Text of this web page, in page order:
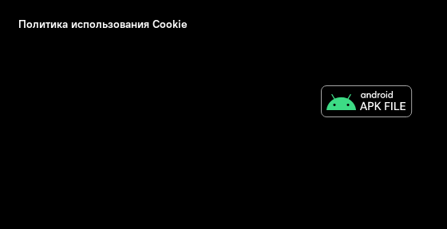
Политика использования Cookie